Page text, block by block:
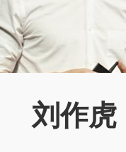
刘作虎